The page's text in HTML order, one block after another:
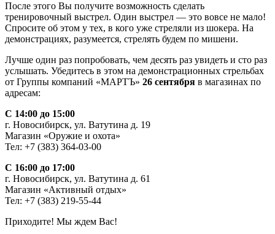
После этого Вы получите возможность сделать
тренировочный выстрел. Один выстрел — это вовсе не мало!
Спросите об этом у тех, в кого уже стреляли из шокера. На
демонстрациях, разумеется, стрелять будем по мишени.
Лучше один раз попробовать, чем десять раз увидеть и сто раз
услышать. Убедитесь в этом на демонстрационных стрельбах
от Группы компаний «МАРТЪ» 26 сентября в магазинах по
адресам:
С 14:00 до 15:00
г. Новосибирск, ул. Ватутина д. 19
Магазин «Оружие и охота»
Тел: +7 (383) 364-03-00
С 16:00 до 17:00
г. Новосибирск, ул. Ватутина д. 61
Магазин «Активный отдых»
Тел: +7 (383) 219-55-44
Приходите! Мы ждем Вас!